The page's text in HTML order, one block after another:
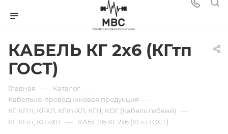
КАБЕЛЬ КГ 2х6 (КГтп
ГОСТ)
Главная — Каталог —
Кабельно-проводниковая продукция —
КГ, КГтп, КГ-ХЛ, КГтп-ХЛ, КГН, КОГ (Кабель гибкий) —
КГ, КГтп, КГтпХЛ — КАБЕЛЬ КГ 2х6 (КГтп ГОСТ)